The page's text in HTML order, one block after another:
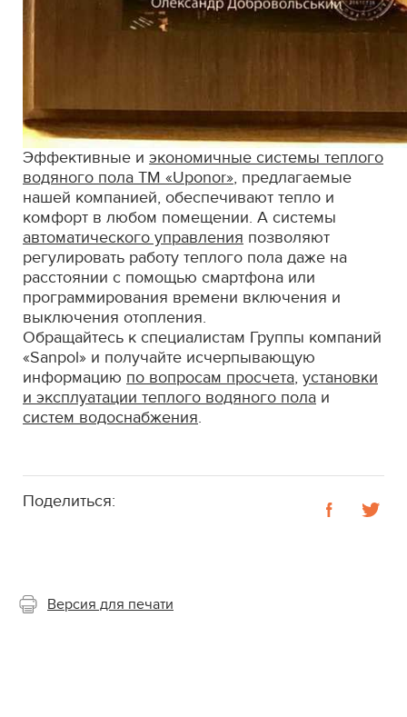
Эффективные и экономичные системы теплого
водяного пола ТМ «Uponor», предлагаемые
нашей компанией, обеспечивают тепло и
комфорт в любом помещении. А системы
автоматического управления позволяют
регулировать работу теплого пола даже на
расстоянии с помощью смартфона или
программирования времени включения и
выключения отопления.
Обращайтесь к специалистам Группы компаний
«Sanpol» и получайте исчерпывающую
информацию по вопросам просчета, установки
и эксплуатации теплого водяного пола и
систем водоснабжения.
Поделиться:
Версия для печати